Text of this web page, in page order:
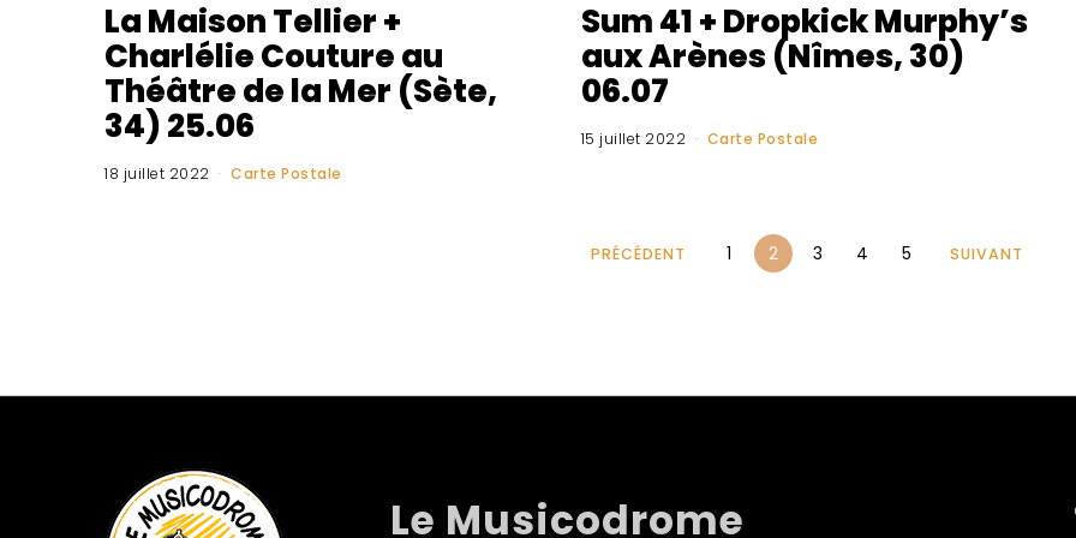
La Maison Tellier +
Charlélie Couture au
Théâtre de la Mer (Sète,
34) 25.06
18 juillet 2022 Carte Postale
Sum 41 + Dropkick Murphy’s
aux Arènes (Nîmes, 30)
06.07
15 juillet 2022 Carte Postale
PRÉCÉDENT 1 2 3 4 5 SUIVANT
Le Musicodrome